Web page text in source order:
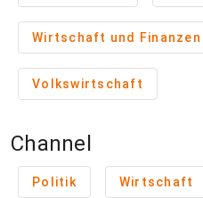
Wirtschaft und Finanzen
Volkswirtschaft
Channel
Politik Wirtschaft